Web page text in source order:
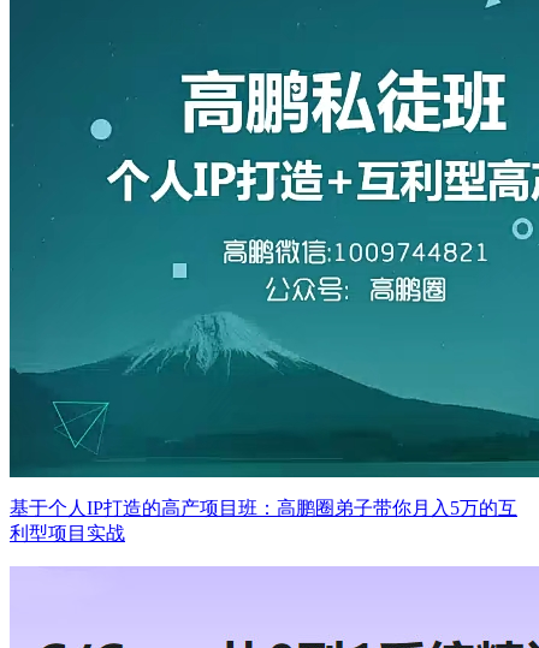
基于个人IP打造的高产项目班：高鹏圈弟子带你月入5万的互
利型项目实战